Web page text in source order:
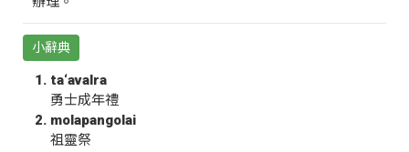
小辭典
ta‘avalra
勇士成年禮
molapangolai
祖靈祭